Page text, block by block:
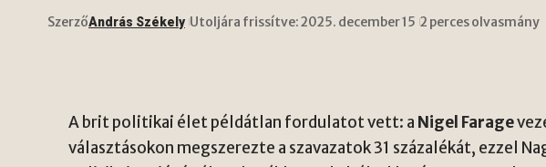
SzerzőAndrás Székely Utoljára frissítve: 2025. december 15 2 perces olvasmány
A brit politikai élet példátlan fordulatot vett: a Nigel Farage
választásokon megszerezte a szavazatok 31 százalékát, ezzel